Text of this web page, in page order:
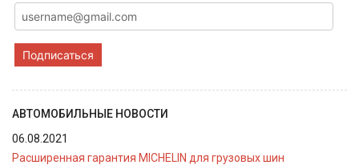
Подписаться
АВТОМОБИЛЬНЫЕ НОВОСТИ
06.08.2021
Расширенная гарантия MICHELIN для грузовых шин